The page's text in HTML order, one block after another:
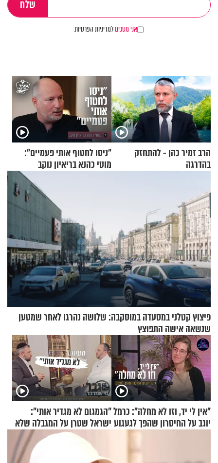
אני מסכיםלמדיניות הפרטיות
הרב זמיר כהן - להתחזק
בהדרגה
"ניסו לחטוף אותי פעמיים":
מוטי כהנא בריאיון נוקב
פיצוץ קטלני במסעדה במוסקבה: שלושה נהרגו לאחר שמטען
שנשאה אישה התפוצץ
"אין לי יד, וזו לא מחלה": כרמל
יוגב על החיסרון שהפך לגעגוע
"הגמגום לא מגדיר אותי":
ישראל שטרן על המגבלה שלא
עוצרת אותו